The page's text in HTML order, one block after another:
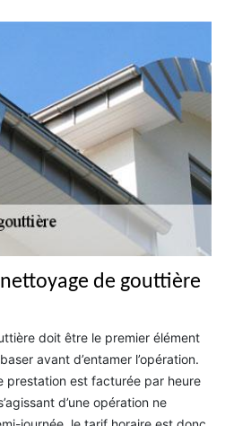
de gouttière
doit être le premier élément
avant d’entamer l’opération.
prestation est facturée par heure
d’une opération ne